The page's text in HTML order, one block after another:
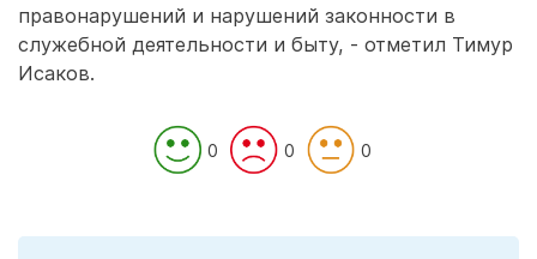
правонарушений и нарушений законности в
служебной деятельности и быту, - отметил Тимур
Исаков.
0 0 0